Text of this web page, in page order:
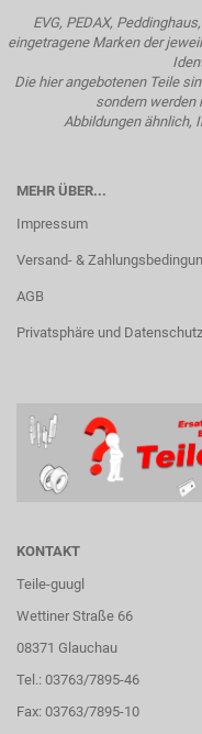
EVG, PEDAX,
eingetragene Marken der
Die hier angebotenen Teile
sondern werden
Abbildungen ähnlich,
MEHR ÜBER...
Impressum
Versand- &
AGB
Privatsphäre und Datenschutz
KONTAKT
Teile-guugl
Wettiner Straße 66
08371 Glauchau
Tel.: 03763/7895-46
Fax: 03763/7895-10